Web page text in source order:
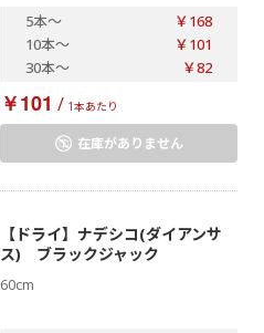
5本～
￥168
10本～
￥101
30本～ ￥82
￥101 / 1本あたり
在庫がありません
【ドライ】ナデシコ(ダイアンサ
ス) ブラックジャック
60cm